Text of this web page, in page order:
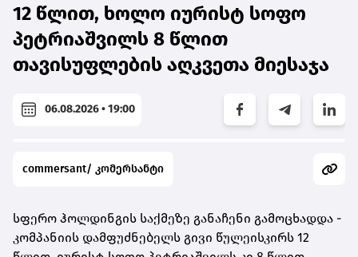
12 წლით, ხოლო იურისტ სოფო
პეტრიაშვილს 8 წლით
თავისუფლების აღკვეთა მიესაჯა
06.08.2026 • 19:00
commersant/ კომერსანტი
სფერო ჰოლდინგის საქმეზე განაჩენი გამოცხადდა -
კომპანიის დამფუძნებელს გივი წულეისკირს 12